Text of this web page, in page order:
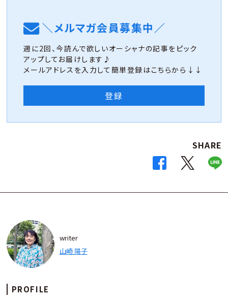
＼メルマガ会員募集中／
週に2回、今読んで欲しいオーシャナの記事をピック
アップしてお届けします♪
メールアドレスを入力して簡単登録はこちらから↓↓
登録
SHARE
writer
山崎 陽子
PROFILE